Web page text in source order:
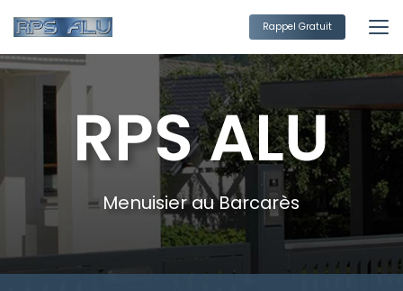
au
contenu
principal
Rappel Gratuit
Menuisier au Barcarès